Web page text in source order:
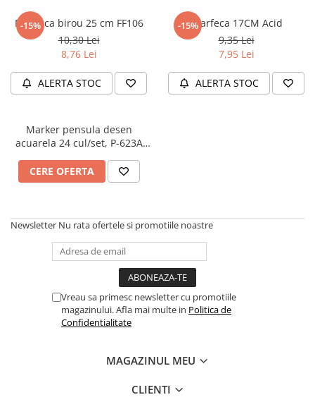
Teens Book Club
Umor
Birotica & Papetarie
Adezivi si benzi adezive
Articole Birotica
Calculator
Instrumente de scris
Articole scolare
Caiete si Carnetele scolare
Coperti, Mape, Etichete
Ghiozdane si Penare scolare
Instrumente de scris
-15%
Foarfeca birou 25 cm FF106
10,30 Lei
8,76 Lei
ALERTA STOC
-15%Foarfeca 17CM Acid
9,35 Lei
7,95 Lei
ALERTA STOC
Marker pensula desen
acuarela 24 cul/set, P-623A
CERE OFERTA
Newsletter Nu rata ofertele si promotiile noastre
Vreau sa primesc newsletter cu promotiile
magazinului. Afla mai multe in Politica de
Confidentialitate
MAGAZINUL MEU
CLIENTI